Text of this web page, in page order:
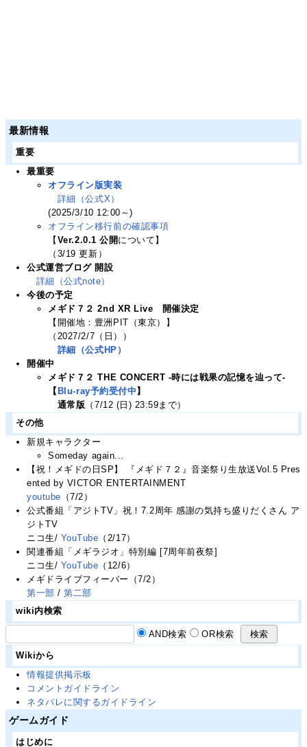
最新情報
重要
最重要
オフライン版実装
詳細（公式X）
(2025/3/10 12:00～)
オフライン移行前の確認事項
【 Ver.2.0.1 公開 について】
（3/19 更新）
公式運営ブログ 開設
詳細（公式note）
今後の予定
メギド７２ 2nd XR Live 開催決定
【開催地：豊洲PIT（東京）】
（2027/2/7（日））
詳細（公式HP）
開催中
メギド７２ THE CONCERT -時には戦果の記憶を辿って-
【 Blu-ray予約受付中 】
通常版 （7/12 (日) 23:59まで）
その他
新規キャラクター
Someday again...
【祝！メギドの日SP】 『メギド７２』音楽祭り生放送Vol.5 Pres
ented by VICTOR ENTERTAINMENT
youtube （7/2）
公式番組「アジトTV」祝！7.2周年 感謝の気持ち盛りだくさん ア
ジトTV
ニコ生/ YouTube （2/17）
関連番組「メギラジオ」特別編 [7周年前夜祭]
ニコ生/ YouTube （12/6）
メギドライブフィーバー（7/2）
第一部 /第二部
wiki内検索
AND検索 OR検索
Wikiから
情報提供掲示板
コメントガイドライン
ネタバレに関するガイドライン
ゲームガイド
はじめに